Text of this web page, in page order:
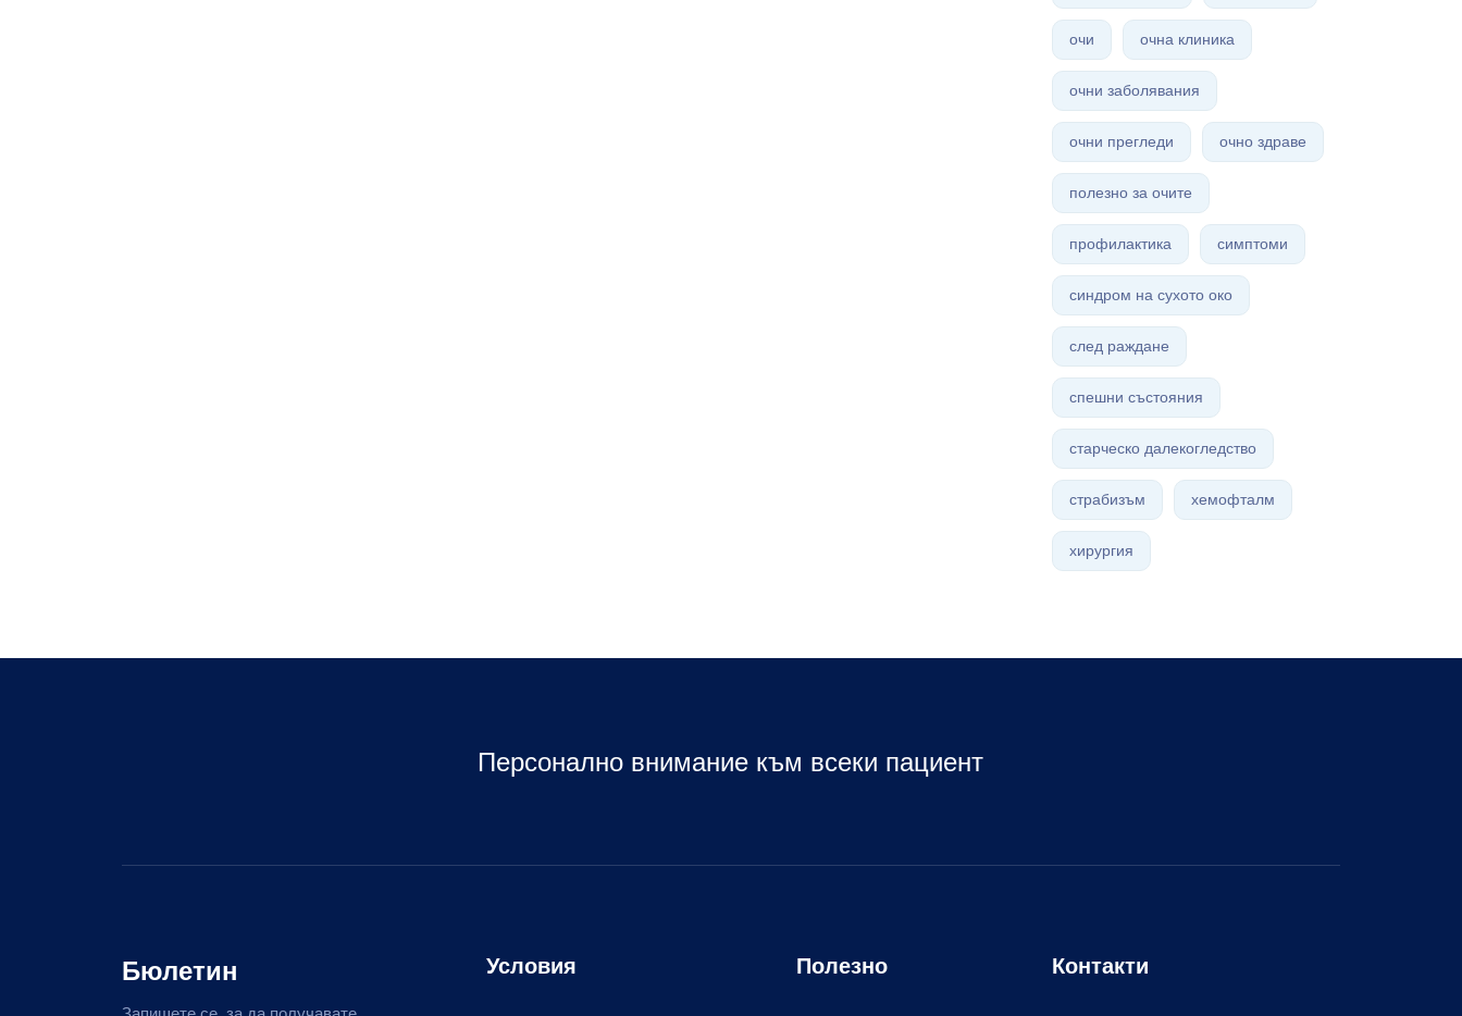
очи очна клиника
очни заболявания
очни прегледи очно здраве
полезно за очите
профилактика симптоми
синдром на сухото око
след раждане
спешни състояния
старческо далекогледство
страбизъм хемофталм
хирургия
Персонално внимание към всеки пациент
Бюлетин Условия Полезно Контакти